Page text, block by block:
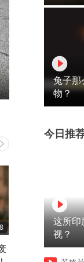
从废物到超级英
兔子那
物？
今日推
这所印
视？